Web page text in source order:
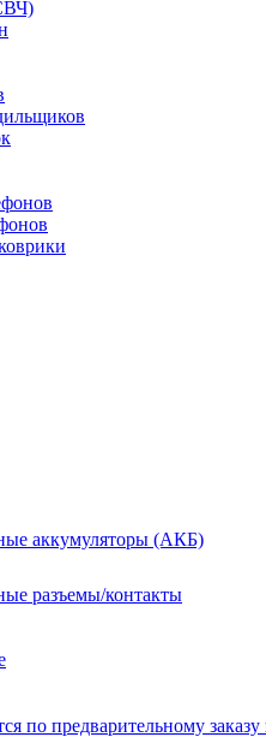
по предварительному заказу
аккумуляторы (АКБ)
разъемы/контакты